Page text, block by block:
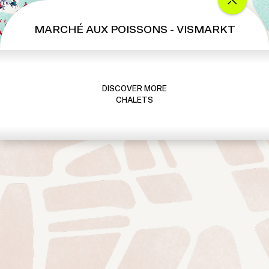
MARCHÉ AUX POISSONS - VISMARKT
DISCOVER MORE
CHALETS